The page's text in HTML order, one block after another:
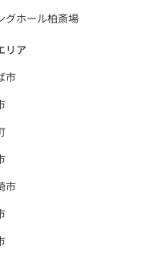
グホール柏斎場
リア
市
市